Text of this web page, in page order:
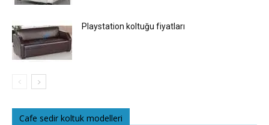
Playstation koltuğu fiyatları
Cafe sedir koltuk modelleri